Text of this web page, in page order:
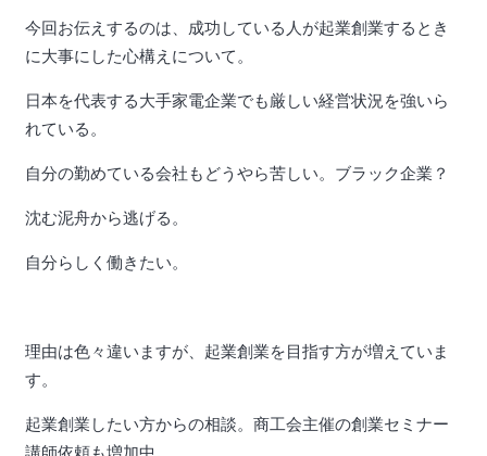
今回お伝えするのは、成功している人が起業創業するとき
に大事にした心構えについて。
日本を代表する大手家電企業でも厳しい経営状況を強いら
れている。
自分の勤めている会社もどうやら苦しい。ブラック企業？
沈む泥舟から逃げる。
自分らしく働きたい。
理由は色々違いますが、起業創業を目指す方が増えていま
す。
起業創業したい方からの相談。商工会主催の創業セミナー